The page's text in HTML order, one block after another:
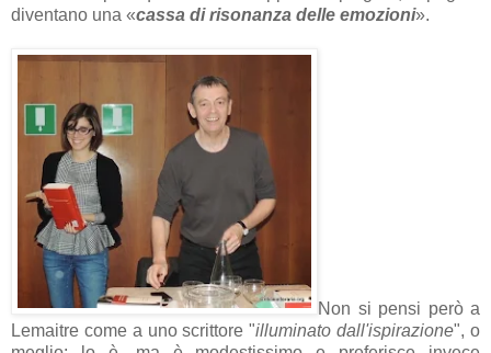
diventano una «cassa di risonanza delle emozioni».
Non si pensi però a
Lemaitre come a uno scrittore "illuminato dall'ispirazione", o